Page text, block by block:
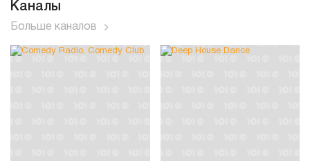
Каналы
Больше каналов